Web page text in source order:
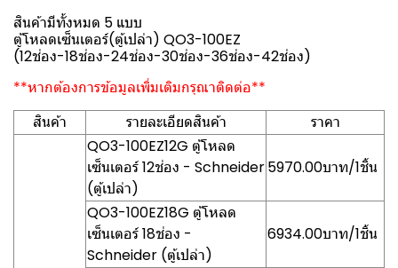
สินค้ามีทั้งหมด 5 แบบ
ตู้โหลดเซ็นเตอร์(ตู้เปล่า) QO3-100EZ
(12ช่อง-18ช่อง-24ช่อง-30ช่อง-36ช่อง-42ช่อง)
**หากต้องการข้อมูลเพิ่มเติมกรุณาติดต่อ**
สินค้า
รายละเอียดสินค้า
ราคา
QO3-100EZ12G ตู้โหลด
เซ็นเตอร์ 12ช่อง - Schneider
(ตู้เปล่า)
5970.00บาท/1ชิ้น
QO3-100EZ18G ตู้โหลด
เซ็นเตอร์ 18ช่อง -
Schneider (ตู้เปล่า)
6934.00บาท/1ชิ้น